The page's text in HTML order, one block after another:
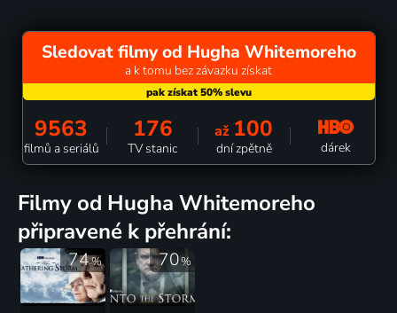
Sledovat filmy od Hugha Whitemoreho
a k tomu bez závazku získat
9563
filmů a seriálů
176
TV stanic
až 100
dní zpětně dárek
filmy od Hugha Whitemoreho
připravené k přehrání:
74% 70%